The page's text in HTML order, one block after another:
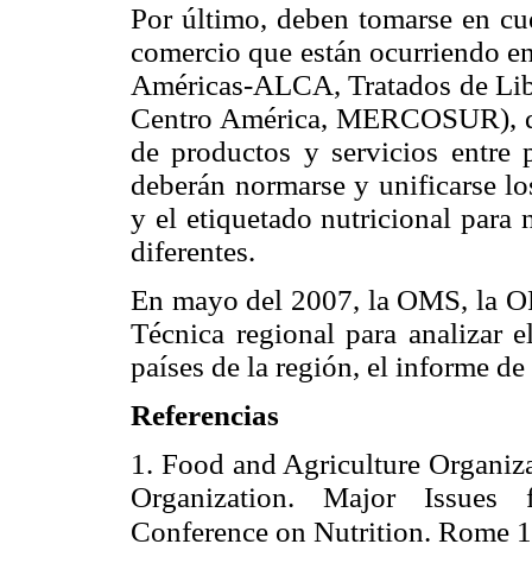
Por último, deben tomarse en
comercio que están ocurriendo
Américas-ALCA, Tratados de
Centro América, MERCOSUR),
de productos y servicios entre
deberán normarse y unificarse
y el etiquetado nutricional para
diferentes.
En mayo del 2007, la OMS, la
Técnica regional para analizar
países de la región, el informe
Referencias
1. Food and Agriculture
Organization. Major Issues
Conference on Nutrition. Rome